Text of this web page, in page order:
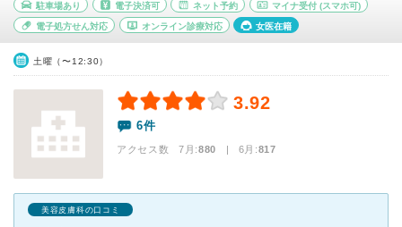
駐車場あり 電子決済可 ネット予約 マイナ受付 (スマホ可)
電子処方せん対応 オンライン診療対応 女医在籍
土曜（〜12:30）
3.92
6件
アクセス数 7月:880 | 6月:817
美容皮膚科の口コミ